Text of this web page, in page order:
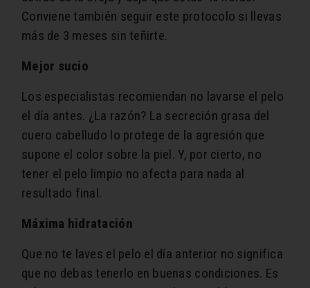
Conviene también seguir este protocolo si llevas
más de 3 meses sin teñirte.
Mejor sucio
Los especialistas recomiendan no lavarse el pelo
el día antes. ¿La razón? La secreción grasa del
cuero cabelludo lo protege de la agresión que
supone el color sobre la piel. Y, por cierto, no
tener el pelo limpio no afecta para nada al
resultado final.
Máxima hidratación
Que no te laves el pelo el día anterior no significa
que no debas tenerlo en buenas condiciones. Es